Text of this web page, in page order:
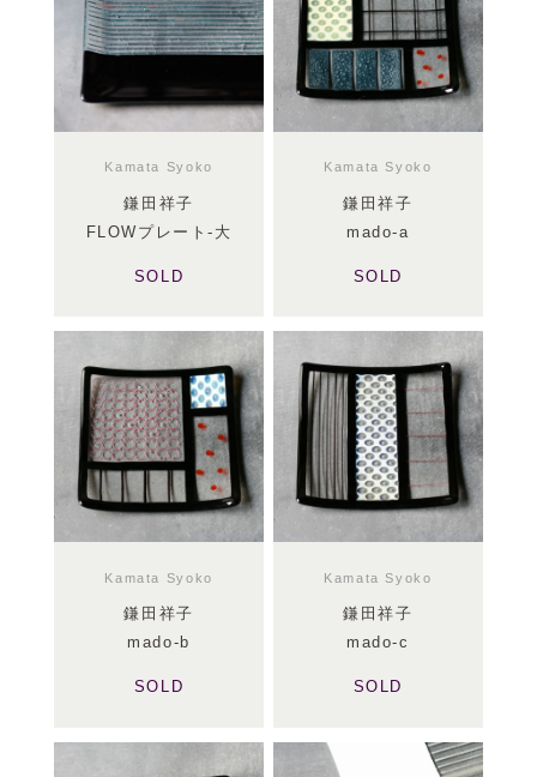
Kamata Syoko
鎌田祥子
FLOWプレート-大
SOLD
Kamata Syoko
鎌田祥子
mado-a
SOLD
Kamata Syoko
鎌田祥子
mado-b
SOLD
Kamata Syoko
鎌田祥子
mado-c
SOLD